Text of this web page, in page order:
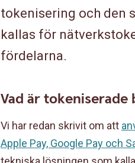
tokenisering och den
kallas för
fördelarna.
Vad är tokeniserade
Vi har redan skrivit om att
Apple Pay, Google Pay och